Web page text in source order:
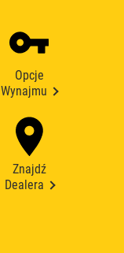
Opcje
Wynajmu
Znajdź
Dealera